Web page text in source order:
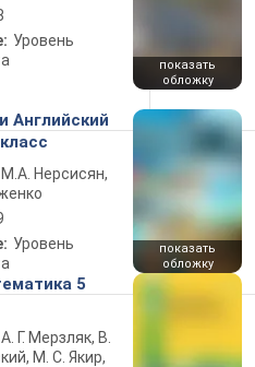
Уровень
показать
обложку
Английский
М.А. Нерсисян,
Уровень
показать
обложку
5
А. Г. Мерзляк, В.
М. С. Якир,